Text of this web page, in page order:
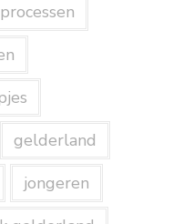
gelderland
jongeren